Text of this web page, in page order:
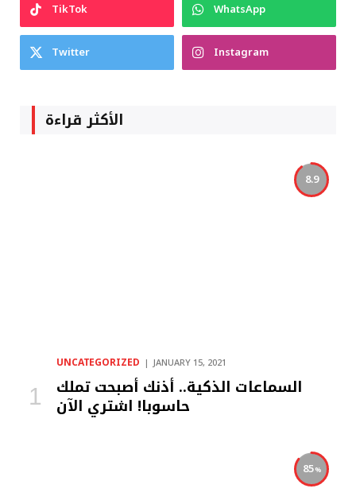
TikTok
WhatsApp
Twitter
Instagram
الأكثر قراءة
8.9
UNCATEGORIZED JANUARY 15, 2021
السماعات الذكية.. أذنك أصبحت تملك
حاسوبا! اشتري الآن
85